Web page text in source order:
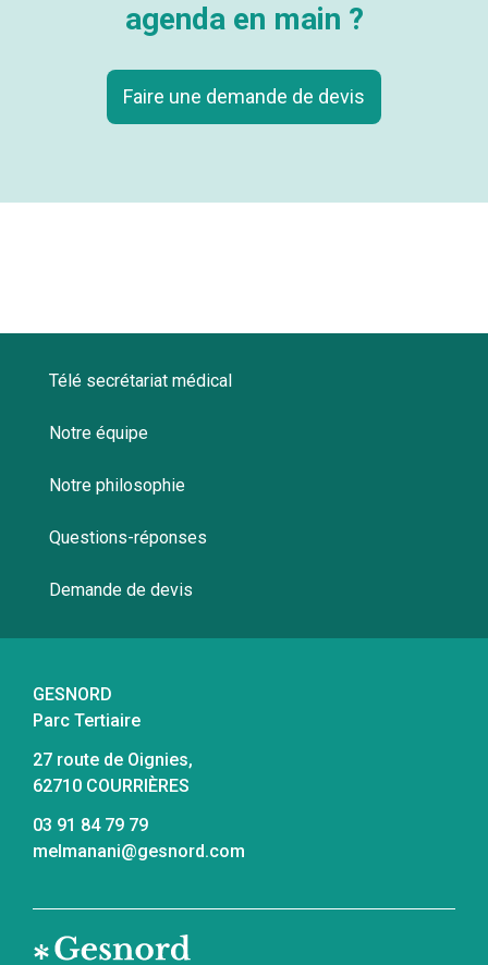
agenda en main ?
Faire une demande de devis
Télé secrétariat médical
Notre équipe
Notre philosophie
Questions-réponses
Demande de devis
GESNORD
Parc Tertiaire
27 route de Oignies,
62710 COURRIÈRES
03 91 84 79 79
melmanani@gesnord.com